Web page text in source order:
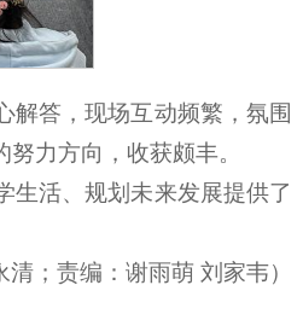
解答，现场互动频繁，氛围
力方向，收获颇丰。
生活、规划未来发展提供了
；责编：谢雨萌 刘家韦）